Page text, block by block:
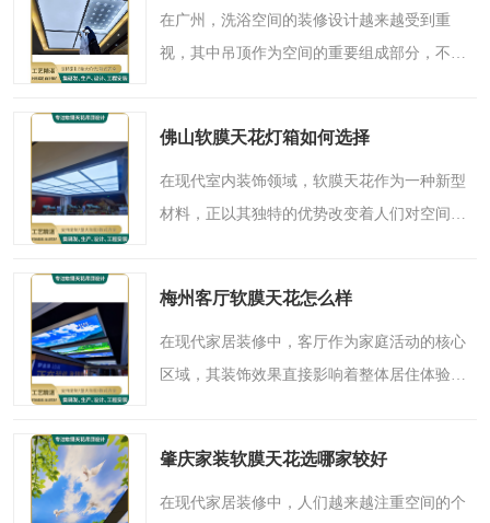
在广州，洗浴空间的装修设计越来越受到重
视，其中吊顶作为空间的重要组成部分，不仅
多家庭和商业场所的可..
佛山软膜天花灯箱如何选择
在现代室内装饰领域，软膜天花作为一种新型
材料，正以其独特的优势改变着人们对空间美
案。对于佛山地区的..
梅州客厅软膜天花怎么样
在现代家居装修中，客厅作为家庭活动的核心
区域，其装饰效果直接影响着整体居住体验与
内装饰材料，正逐..
肇庆家装软膜天花选哪家较好
在现代家居装修中，人们越来越注重空间的个